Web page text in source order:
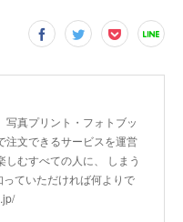
写真プリント・フォトブッ
注文できるサービスを運営
しむすべての人に、 しまう
ていただければ何よりで